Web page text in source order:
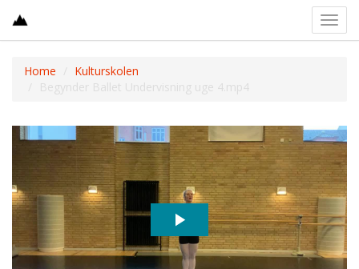
Home
Kulturskolen
Begynder Ballet Undervisning uge 4.mp4